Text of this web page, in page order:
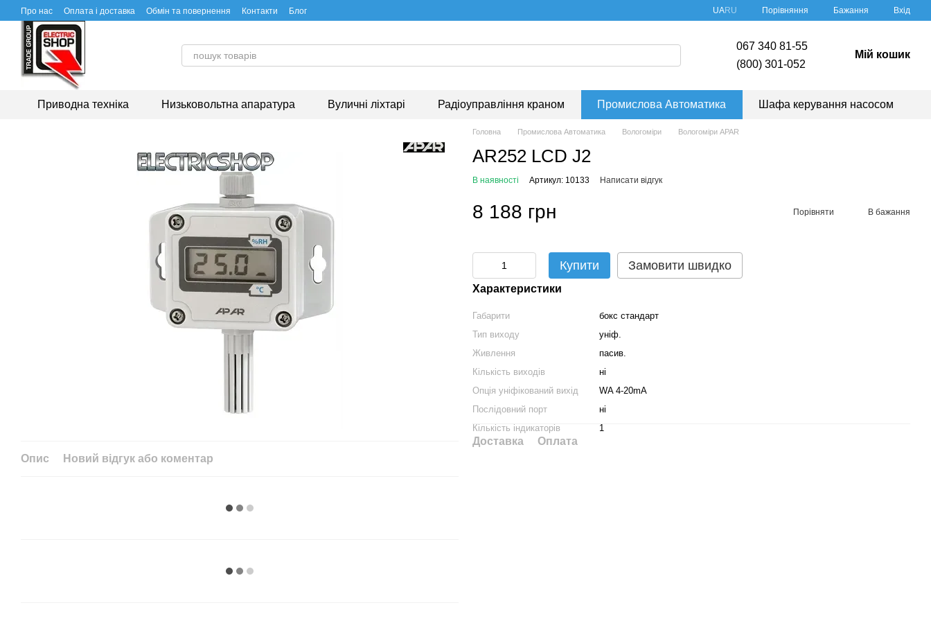
Перейти до основного контенту
Про нас Оплата і доставка Обмін та повернення Контакти Блог UARU Порівняння Бажання Вхід
067 340 81-55
(800) 301-052
Мій кошик
Приводна техніка Низьковольтна апаратура Вуличні ліхтарі Радіоуправління краном Промислова Автоматика Шафа керування насосом
Опис Новий відгук або коментар
Головна Промислова Автоматика Вологоміри Вологоміри APAR
AR252 LCD J2
В наявності Артикул: 10133 Написати відгук
8 188 грн Порівняти В бажання
Купити Замовити швидко
Характеристики
Габарити
бокс стандарт
Тип виходу
уніф.
Живлення
пасив.
Кількість виходів
ні
Опція уніфікований вихід
WA 4-20mA
Послідовний порт
ні
Кількість індикаторів
1
Доставка Оплата